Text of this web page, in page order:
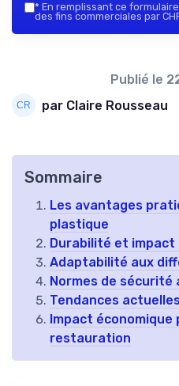
* En remplissant ce
des fins commerciales par
Publié le
par Claire Rousseau
Sommaire
Les avantages
plastique
Durabilité et
Adaptabilité aux
Normes de sécurité
Tendances
Impact
restauration